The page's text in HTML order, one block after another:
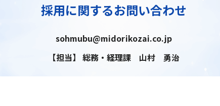
採用に関するお問い合わせ
sohmubu@midorikozai.co.jp
【担当】 総務・経理課 山村 勇治